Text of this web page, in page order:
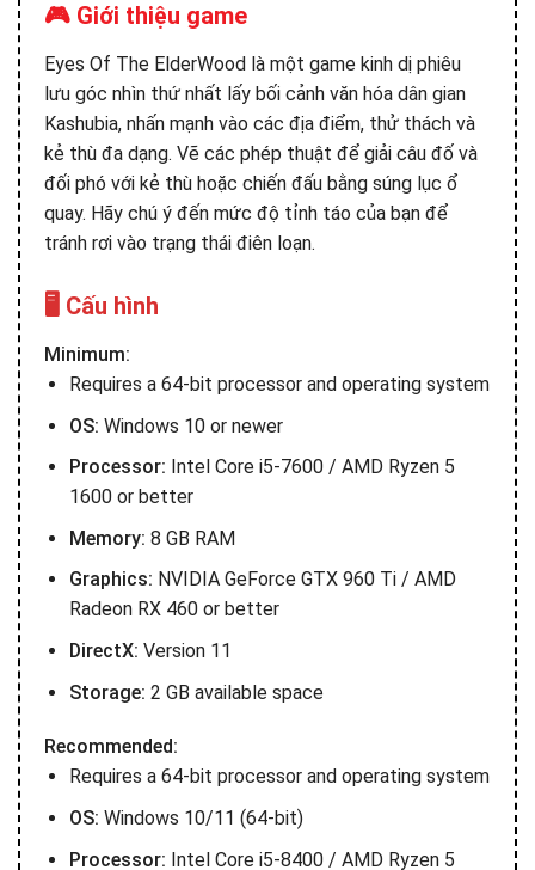
🎮 Giới thiệu game
Eyes Of The ElderWood là một game kinh dị phiêu
lưu góc nhìn thứ nhất lấy bối cảnh văn hóa dân gian
Kashubia, nhấn mạnh vào các địa điểm, thử thách và
kẻ thù đa dạng. Vẽ các phép thuật để giải câu đố và
đối phó với kẻ thù hoặc chiến đấu bằng súng lục ổ
quay. Hãy chú ý đến mức độ tỉnh táo của bạn để
tránh rơi vào trạng thái điên loạn.
🖥️ Cấu hình
Minimum:
Requires a 64-bit processor and operating system
OS: Windows 10 or newer
Processor: Intel Core i5-7600 / AMD Ryzen 5
1600 or better
Memory: 8 GB RAM
Graphics: NVIDIA GeForce GTX 960 Ti / AMD
Radeon RX 460 or better
DirectX: Version 11
Storage: 2 GB available space
Recommended:
Requires a 64-bit processor and operating system
OS: Windows 10/11 (64-bit)
Processor: Intel Core i5-8400 / AMD Ryzen 5